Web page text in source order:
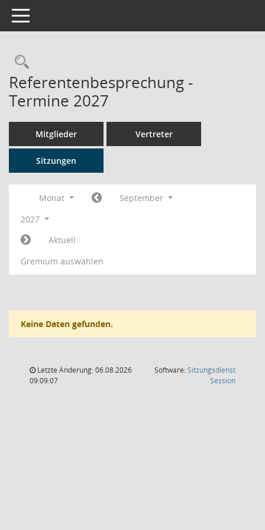
Toggle navigation
Rechercheauswahl
Referentenbesprechung -
Termine 2027
Mitglieder Vertreter
Sitzungen
Monat
September
2027
Aktuell
Gremium auswählen
Keine Daten gefunden.
Letzte Änderung: 06.08.2026
09:09:07
Software:Sitzungsdienst
Session(Wird in